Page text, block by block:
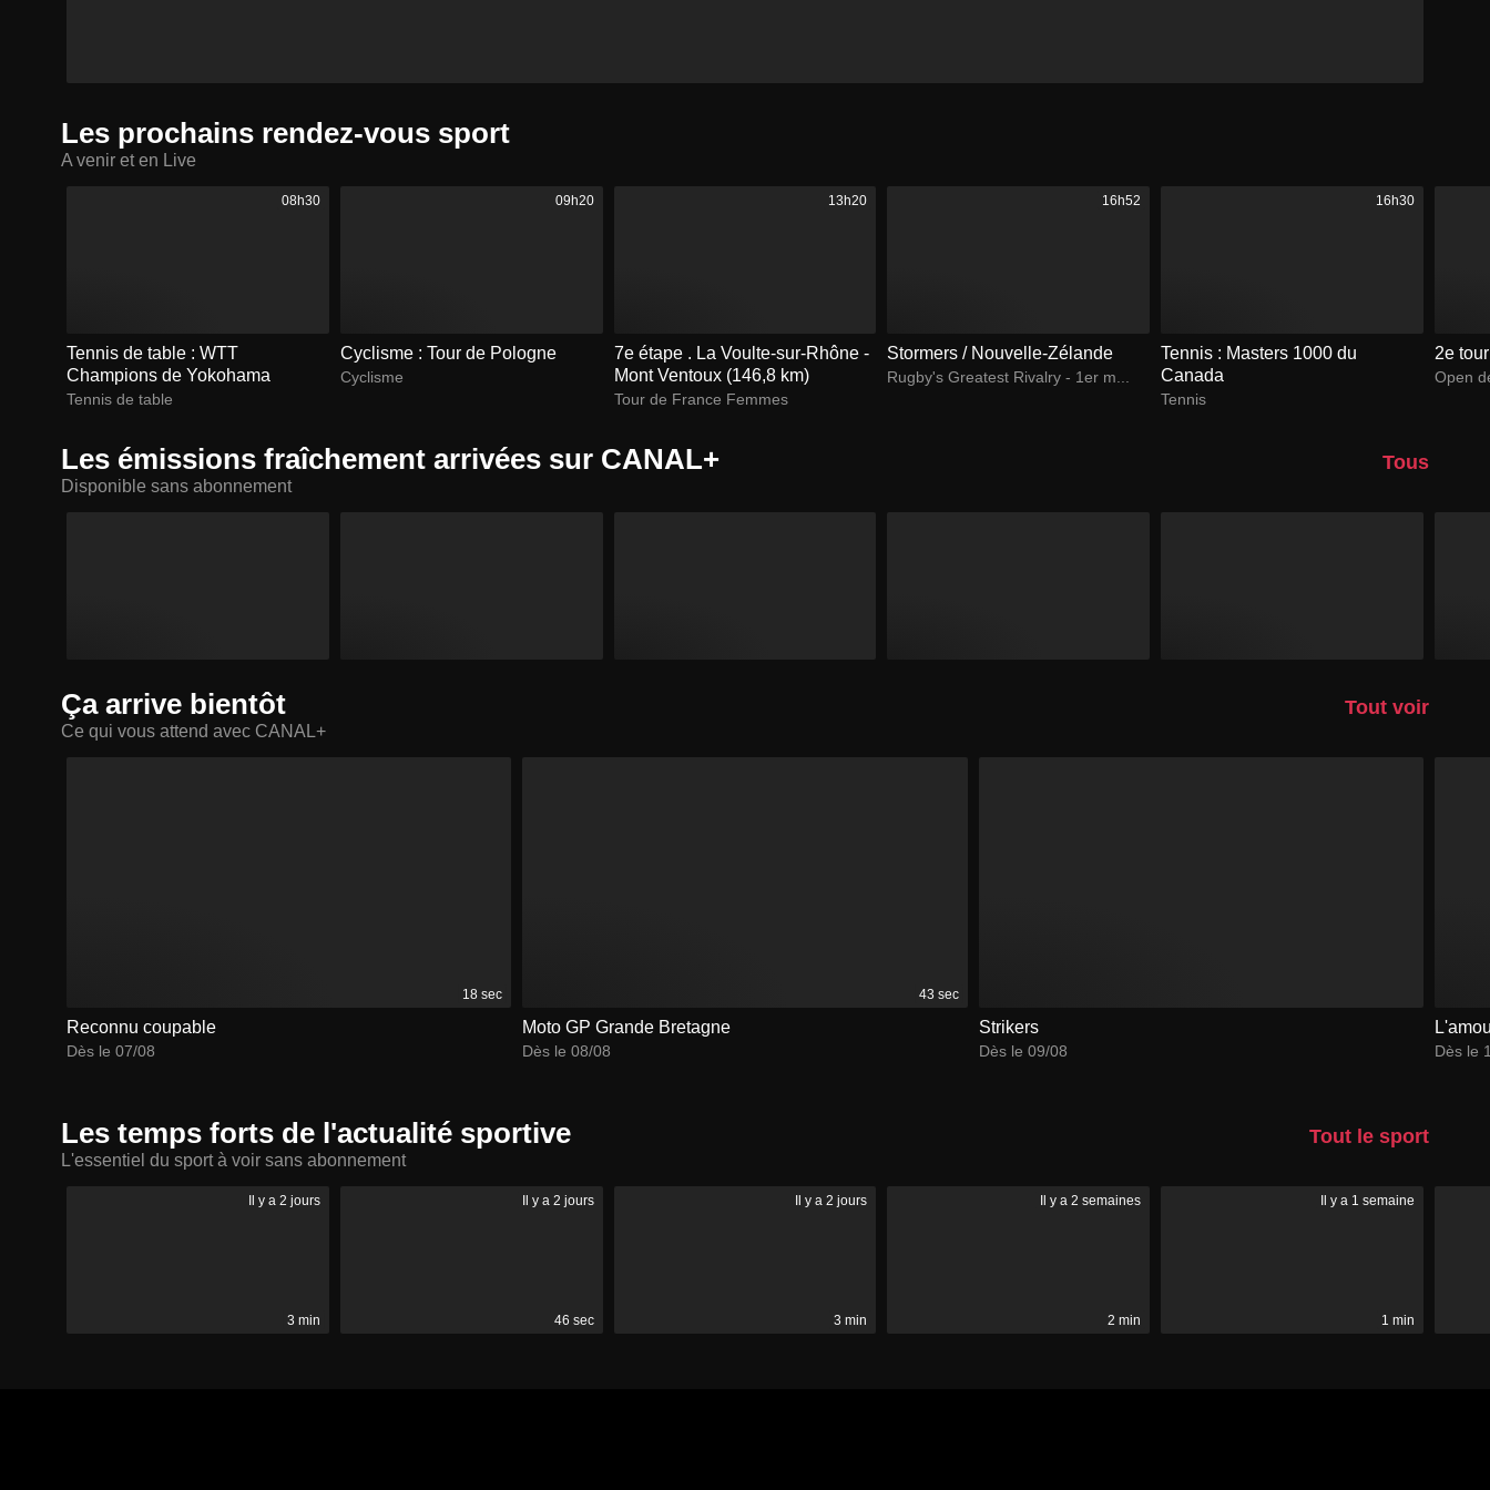
Les prochains rendez-vous sport
A venir et en Live
08h30
Tennis de table : WTT
Champions de Yokohama
Tennis de table
09h20
Cyclisme : Tour de Pologne
Cyclisme
13h20
7e étape . La Voulte-sur-Rhône -
Mont Ventoux (146,8 km)
Tour de France Femmes
16h52
Stormers / Nouvelle-Zélande
Rugby's Greatest Rivalry - 1er m...
16h30
Tennis : Masters 1000 du
Canada
Tennis
2e tour
Open
Les émissions fraîchement arrivées sur CANAL+ Tous
Disponible sans abonnement
Ça arrive bientôt Tout voir
Ce qui vous attend avec CANAL+
18 sec
Reconnu coupable
Dès le 07/08
43 sec
Moto GP Grande Bretagne
Dès le 08/08
Strikers
Dès le 09/08 Dès le
Les temps forts de l'actualité sportive Tout le sport
L'essentiel du sport à voir sans abonnement
Il y a 2 jours
3 min
Il y a 2 jours
46 sec
Il y a 2 jours
3 min
Il y a 2 semaines
2 min
Il y a 1 semaine
1 min